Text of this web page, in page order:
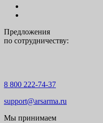
Предложения
по сотрудничеству:
8 800 222-74-37
support@arsarma.ru
Мы принимаем